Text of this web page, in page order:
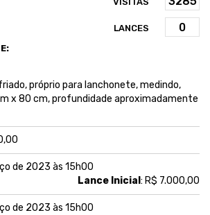
LANCES
próprio para lanchonete, medindo,
x 80 cm, profundidade aproximadamente
de 2023 às 15h00
Lance Inicial : R$ 7.000,00
de 2023 às 15h00